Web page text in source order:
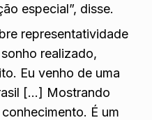
especial”, disse.
representatividade
realizado,
Eu venho de uma
[…] Mostrando
É um